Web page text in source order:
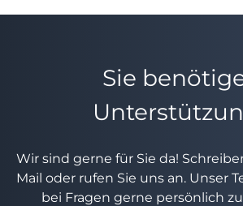
Sie
Wir sind gerne für Sie da!
Mail oder rufen Sie uns an. Unser
bei Fragen gerne persönlich